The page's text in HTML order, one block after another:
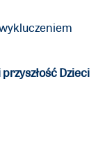
Dzieci